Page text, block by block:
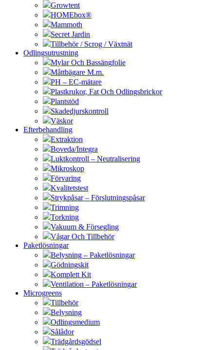
Growtent
HOMEbox®
Mammoth
Secret Jardin
Tillbehör / Scrog / Växtnät
Odlingsutrustning
Mylar Och Bassängfolie
Måttbägare M.m.
PH – EC-mätare
Plastkrukor, Fat Och Odlingsbrickor
Plantstöd
Skadedjurskontroll
Väskor
Efterbehandling
Extraktion
Boveda/Integra
Luktkontroll – Neutralisering
Mikroskop
Förvaring
Kvalitetstest
Strykpåsar – Förslutningspåsar
Trimning
Torkning
Vakuum & Försegling
Vågar Och Tillbehör
Paketlösningar
Belysning – Paketlösningar
Gödningskit
Komplett Kit
Ventilation – Paketlösningar
Microgreens
Tillbehör
Belysning
Odlingsmedium
Sålådor
Trädgårdsgödsel